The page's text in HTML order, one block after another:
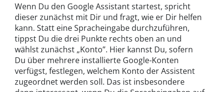
Wenn Du den Google Assistant startest, spricht
dieser zunächst mit Dir und fragt, wie er Dir helfen
kann. Statt eine Spracheingabe durchzuführen,
tippst Du die drei Punkte rechts oben an und
wählst zunächst „Konto”. Hier kannst Du, sofern
Du über mehrere installierte Google-Konten
verfügst, festlegen, welchem Konto der Assistent
zugeordnet werden soll. Das ist insbesondere